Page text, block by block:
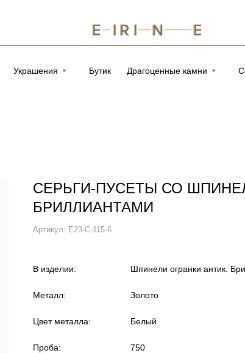
Украшения Бутик Драгоценные камни
СЕРЬГИ-ПУСЕТЫ СО
БРИЛЛИАНТАМИ
Артикул: E23-C-115-6
В изделии: Шпинели огранки антик.
Металл: Золото
Цвет металла: Белый
Проба: 750